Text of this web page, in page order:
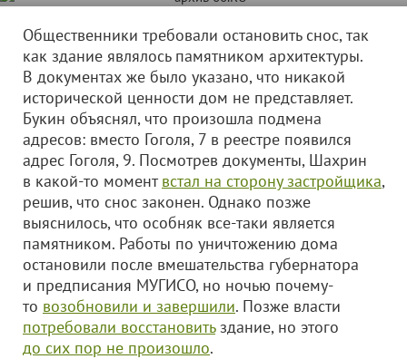
Общественники требовали остановить снос, так
как здание являлось памятником архитектуры.
В документах же было указано, что никакой
исторической ценности дом не представляет.
Букин объяснял, что произошла подмена
адресов: вместо Гоголя, 7 в реестре появился
адрес Гоголя, 9. Посмотрев документы, Шахрин
в какой-то моментвстал на сторону застройщика,
решив, что снос законен. Однако позже
выяснилось, что особняк все-таки является
памятником. Работы по уничтожению дома
остановили после вмешательства губернатора
и предписания МУГИСО, но ночью почему-
то возобновили и завершили. Позже власти
потребовали восстановитьздание, но этого
до сих пор не произошло.